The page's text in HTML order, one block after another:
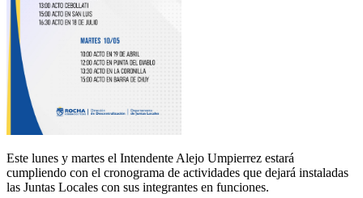
Este lunes y martes el Intendente Alejo Umpierrez estará
cumpliendo con el cronograma de actividades que dejará instaladas
las Juntas Locales con sus integrantes en funciones.